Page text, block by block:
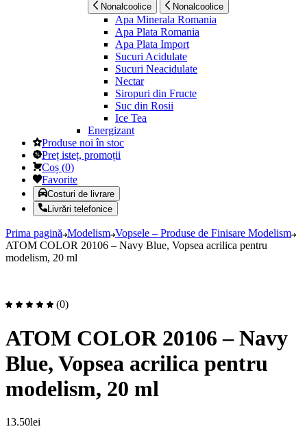
Nonalcoolice Nonalcoolice
Apa Minerala Romania
Apa Plata Romania
Apa Plata Import
Sucuri Acidulate
Sucuri Neacidulate
Nectar
Siropuri din Fructe
Suc din Rosii
Ice Tea
Energizant
Produse noi în stoc
Preț isteț, promoții
Coș (0)
Favorite
Costuri de livrare
Livrări telefonice
Prima pagină Modelism Vopsele – Produse de Finisare Modelism
ATOM COLOR 20106 – Navy Blue, Vopsea acrilica pentru
modelism, 20 ml
(0)
ATOM COLOR 20106 – Navy
Blue, Vopsea acrilica pentru
modelism, 20 ml
13.50lei